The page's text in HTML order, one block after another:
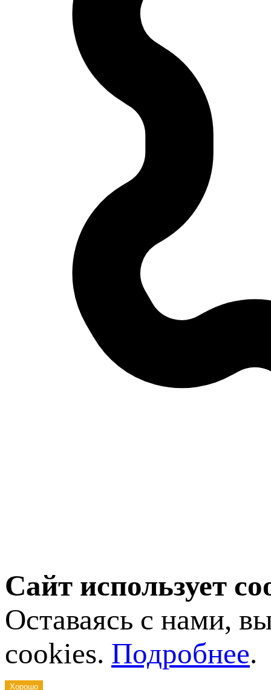
Сайт использует
Оставаясь с нами,
cookies. Подробнее.
Хорошо